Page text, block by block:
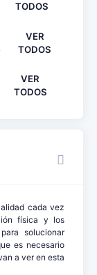
TODOS
VER
TODOS
VER
TODOS
cada vez
física y los
solucionar
es necesario
a ver en esta